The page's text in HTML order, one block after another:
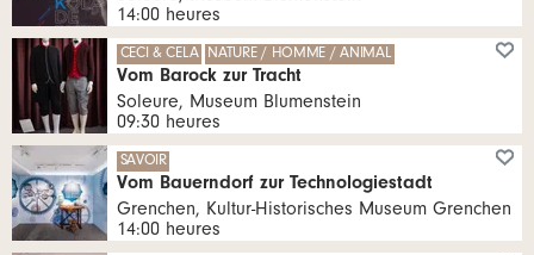
14:00 heures
CECI & CELA NATURE / HOMME / ANIMAL
Vom Barock zur Tracht
Soleure, Museum Blumenstein
09:30 heures
SAVOIR
Vom Bauerndorf zur Technologiestadt
Grenchen, Kultur-Historisches Museum Grenchen
14:00 heures